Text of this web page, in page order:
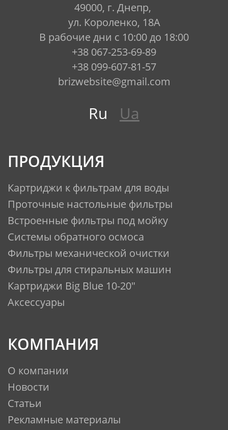
● для семьи из 3-х человек – 30
● для семьи из 4-х человек – 25
*Ресурс сменной кассеты зависит
от качества исходной воды.
предназначен для
высококачественной очистки
водопроводной воды от
соединений хлора,
хлорорганики, ржавчины,
органических примесей,
устраняет запах и улучшает вкус
воды.
тщательно промойте воронку,
кувшин и крышку слабым
мыльным раствором, ополосните
чистой водой и вытрите насухо.
Замочите сменный картридж в
49000, г. Днепр,
ул. Короленко, 18А
В рабочие дни с 10:00 до 18:00
+38 067-253-69-89
+38 099-607-81-57
brizwebsite@gmail.com
Ru Ua
ПРОДУКЦИЯ
Картриджи к фильтрам для воды
Проточные настольные фильтры
Встроенные фильтры под мойку
Системы обратного осмоса
Фильтры механической очистки
Фильтры для стиральных машин
Картриджи Big Blue 10-20"
Аксессуары
КОМПАНИЯ
О компании
Новости
Статьи
Рекламные материалы